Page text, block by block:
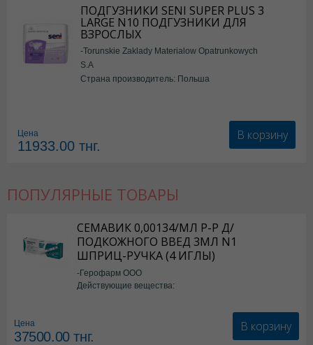
ПОДГУЗНИКИ SENI SUPER PLUS 3
LARGE N10 ПОДГУЗНИКИ ДЛЯ
ВЗРОСЛЫХ
-Torunskie Zaklady Materialow Opatrunkowych
S.A
Страна производитель: Польша
Цена
11933.00 тнг.
В корзину
ПОПУЛЯРНЫЕ ТОВАРЫ
СЕМАВИК 0,00134/МЛ Р-Р Д/
ПОДКОЖНОГО ВВЕД 3МЛ N1
ШПРИЦ-РУЧКА (4 ИГЛЫ)
-Герофарм ООО
Действующие вещества:
Цена
37500.00тнг.
В корзину